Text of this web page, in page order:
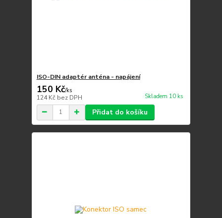
ISO-DIN adaptér anténa - napájení
150 Kč/ks
124 Kč bez DPH Skladem 10 ks
Přidat do košíku